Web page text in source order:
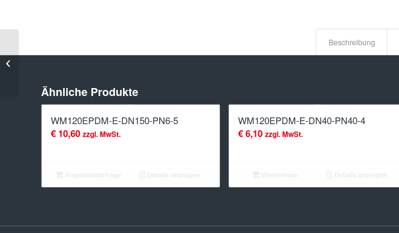
Beschreibung
Ähnliche Produkte
WM120EPDM-E-DN150-PN6-5
€ 10,60 zzgl. MwSt.
WM120EPDM-E-DN40-PN40-4
€6,10 zzgl. MwSt.